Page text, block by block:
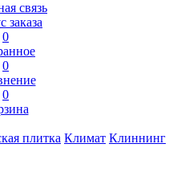
связь
заказа
0
0
0
плитка Климат Клиннинг